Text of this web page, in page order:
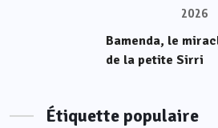
2026
Bamenda, le
de la petite Sirri
Étiquette populaire